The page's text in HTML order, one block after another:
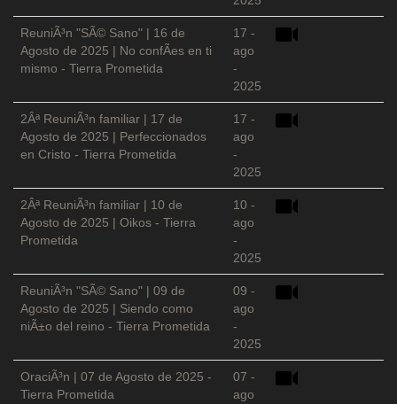
ReuniÃ³n "SÃ© Sano" | 16 de
Agosto de 2025 | No confÃ­es en ti
mismo - Tierra Prometida
17 -
ago
-
2025
2Âª ReuniÃ³n familiar | 17 de
Agosto de 2025 | Perfeccionados
en Cristo - Tierra Prometida
17 -
ago
-
2025
2Âª ReuniÃ³n familiar | 10 de
Agosto de 2025 | Oikos - Tierra
Prometida
10 -
ago
-
2025
ReuniÃ³n "SÃ© Sano" | 09 de
Agosto de 2025 | Siendo como
niÃ±o del reino - Tierra Prometida
09 -
ago
-
2025
OraciÃ³n | 07 de Agosto de 2025 -
Tierra Prometida
07 -
ago